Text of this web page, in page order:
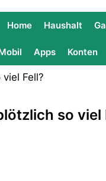
Home Haushalt
Apps Konten
so viel